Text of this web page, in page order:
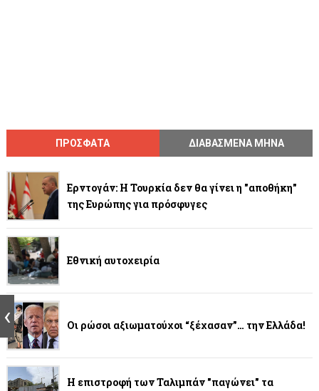
ΠΡΟΣΦΑΤΑ ΔΙΑΒΑΣΜΕΝΑ ΜΗΝΑ
Ερντογάν: Η Τουρκία δεν θα γίνει η "αποθήκη"
της Ευρώπης για πρόσφυγες
Εθνική αυτοχειρία
Οι ρώσοι αξιωματούχοι “ξέχασαν”… την Ελλάδα!
Η επιστροφή των Ταλιμπάν "παγώνει" τα